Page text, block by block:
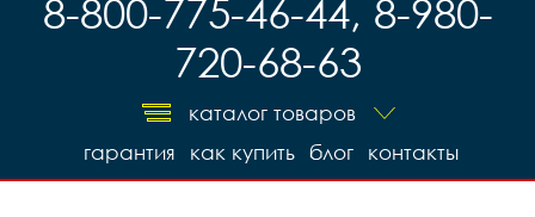
8-800-775-46-44, 8-980-
720-68-63
каталог товаров
контакты
блог
как купить
гарантия